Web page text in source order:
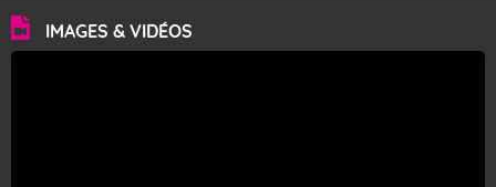
IMAGES & VIDÉOS